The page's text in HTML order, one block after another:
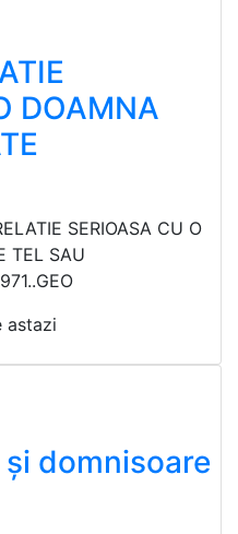
DOAMNA
SERIOASA CU O
TEL SAU
astazi
domnisoare